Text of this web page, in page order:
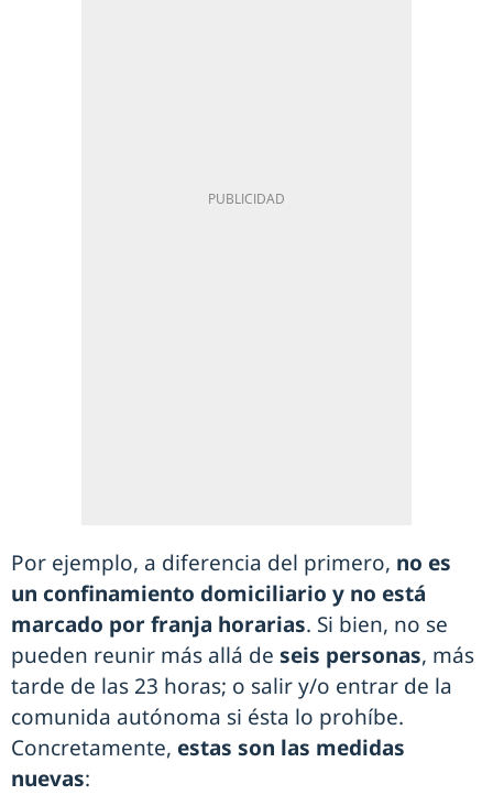
Por ejemplo, a diferencia del primero, no es
un confinamiento domiciliario y no está
marcado por franja horarias. Si bien, no se
pueden reunir más allá de seis personas, más
tarde de las 23 horas; o salir y/o entrar de la
comunida autónoma si ésta lo prohíbe.
Concretamente, estas son las medidas
nuevas: